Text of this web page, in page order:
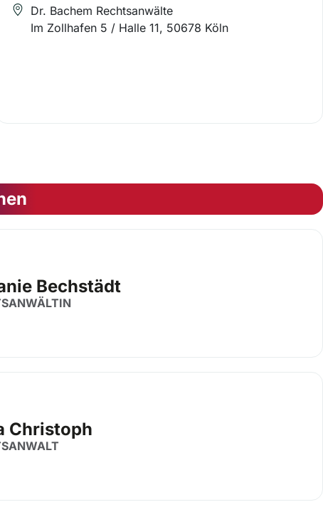
Dr. Bachem Rechtsanwälte
Im Zollhafen 5 / Halle 11, 50678 Köln
Bechstädt
Christoph